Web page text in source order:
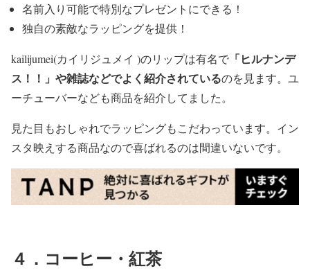
名前入り可能で特別なプレゼントにできる！
独自の素敵なラッピングを提供！
kailijumei(カイリジュメイ )のリップは有名で 「ヒルナンデ
ス！！」や雑誌などでよく紹介されているのを見ます。ユ
ーチューバーなども商品を紹介してました。
見た目もおしゃれでラッピングもこだわっています。イン
スタ映えする商品なので喜ばれるのは間違いないです。
４．コーヒー・紅茶